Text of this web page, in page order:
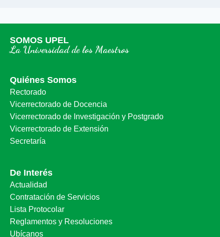
SOMOS UPEL
La Universidad de los Maestros
Quiénes Somos
Rectorado
Vicerrectorado de Docencia
Vicerrectorado de Investigación y Postgrado
Vicerrectorado de Extensión
Secretaría
De Interés
Actualidad
Contratación de Servicios
Lista Protocolar
Reglamentos y Resoluciones
Ubícanos